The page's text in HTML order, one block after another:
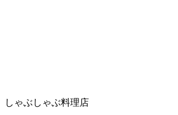
しゃぶしゃぶ料理店